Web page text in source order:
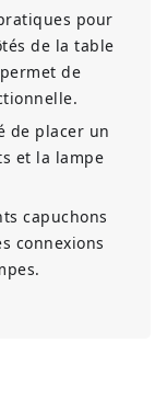
pour
de la table
de
de placer un
et la lampe
capuchons
connexions